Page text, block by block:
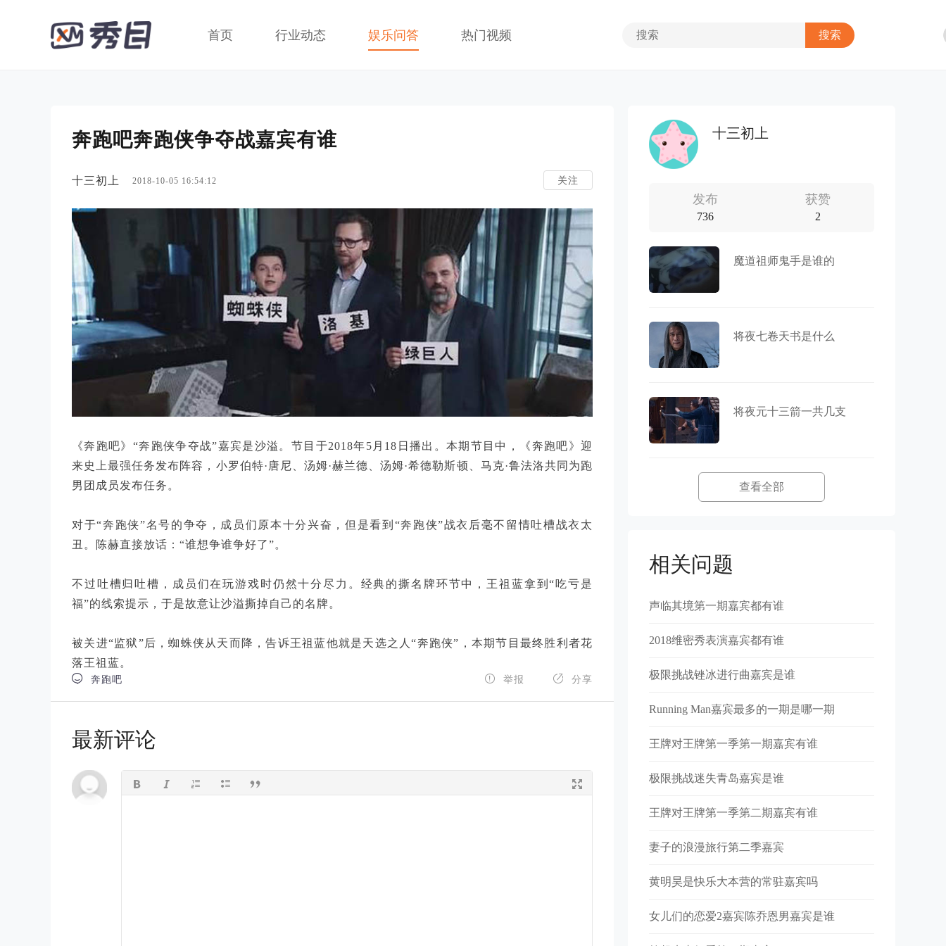
首页 行业动态 娱乐问答 热门视频
奔跑吧奔跑侠争夺战嘉宾有谁
十三初上 2018-10-05 16:54:12 关注
《奔跑吧》“奔跑侠争夺战”嘉宾是沙溢。节目于2018年5月18日播出。本期节目中，《奔跑吧》迎
来史上最强任务发布阵容，小罗伯特·唐尼、汤姆·赫兰德、汤姆·希德勒斯顿、马克·鲁法洛共同为跑
男团成员发布任务。
对于“奔跑侠”名号的争夺，成员们原本十分兴奋，但是看到“奔跑侠”战衣后毫不留情吐槽战衣太
丑。陈赫直接放话：“谁想争谁争好了”。
不过吐槽归吐槽，成员们在玩游戏时仍然十分尽力。经典的撕名牌环节中，王祖蓝拿到“吃亏是
福”的线索提示，于是故意让沙溢撕掉自己的名牌。
被关进“监狱”后，蜘蛛侠从天而降，告诉王祖蓝他就是天选之人“奔跑侠”，本期节目最终胜利者花
落王祖蓝。
 奔跑吧  分享
 举报
最新评论
十三初上
发布
736
获赞
2
魔道祖师鬼手是谁的
将夜七卷天书是什么
将夜元十三箭一共几支
查看全部
相关问题
声临其境第一期嘉宾都有谁
2018维密秀表演嘉宾都有谁
极限挑战锉冰进行曲嘉宾是谁
Running Man嘉宾最多的一期是哪一期
王牌对王牌第一季第一期嘉宾有谁
极限挑战迷失青岛嘉宾是谁
王牌对王牌第一季第二期嘉宾有谁
妻子的浪漫旅行第二季嘉宾
黄明昊是快乐大本营的常驻嘉宾吗
女儿们的恋爱2嘉宾陈乔恩男嘉宾是谁